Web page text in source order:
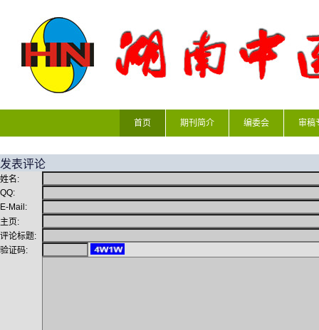
首页 期刊简介 编委会 审稿
发表评论
姓名:
QQ:
E-Mail:
主页:
评论标题:
验证码: